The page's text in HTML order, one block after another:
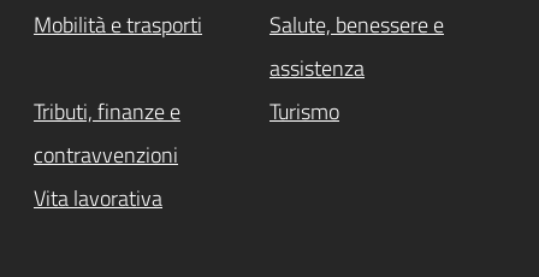
Mobilità e trasporti
Salute, benessere e
assistenza
Tributi, finanze e
contravvenzioni
Turismo
Vita lavorativa